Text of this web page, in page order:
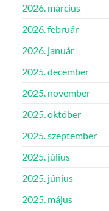
2026. március
2026. február
2026. január
2025. december
2025. november
2025. október
2025. szeptember
2025. július
2025. június
2025. május